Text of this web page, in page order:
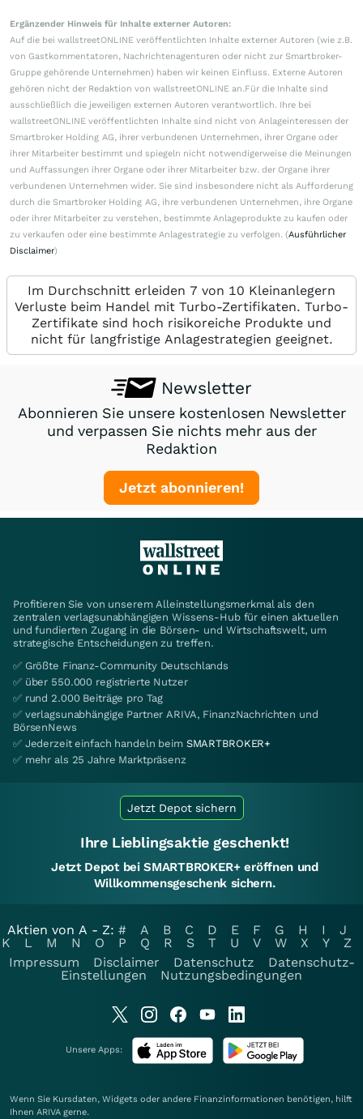
Ergänzender Hinweis für Inhalte externer Autoren:
Auf die bei wallstreetONLINE veröffentlichten Inhalte externer Autoren (wie z.B.
von Gastkommentatoren, Nachrichtenagenturen oder nicht zur Smartbroker-
Gruppe gehörende Unternehmen) haben wir keinen Einfluss. Externe Autoren
gehören nicht der Redaktion von wallstreetONLINE an.Für die Inhalte sind
ausschließlich die jeweiligen externen Autoren verantwortlich. Ihre bei
wallstreetONLINE veröffentlichten Inhalte sind nicht von Anlageinteressen der
Smartbroker Holding AG, ihrer verbundenen Unternehmen, ihrer Organe oder
ihrer Mitarbeiter bestimmt und spiegeln nicht notwendigerweise die Meinungen
und Auffassungen ihrer Organe oder ihrer Mitarbeiter bzw. der Organe ihrer
verbundenen Unternehmen wider. Sie sind insbesondere nicht als Aufforderung
durch die Smartbroker Holding AG, ihre verbundenen Unternehmen, ihre Organe
oder ihrer Mitarbeiter zu verstehen, bestimmte Anlageprodukte zu kaufen oder
zu verkaufen oder eine bestimmte Anlagestrategie zu verfolgen. (Ausführlicher
Disclaimer)
Im Durchschnitt erleiden 7 von 10 Kleinanlegern
Verluste beim Handel mit Turbo-Zertifikaten. Turbo-
Zertifikate sind hoch risikoreiche Produkte und
nicht für langfristige Anlagestrategien geeignet.
Newsletter
Abonnieren Sie unsere kostenlosen Newsletter
und verpassen Sie nichts mehr aus der
Redaktion
Jetzt abonnieren!
Profitieren Sie von unserem Alleinstellungsmerkmal als den
zentralen verlagsunabhängigen Wissens-Hub für einen aktuellen
und fundierten Zugang in die Börsen- und Wirtschaftswelt, um
strategische Entscheidungen zu treffen.
✅ Größte Finanz-Community Deutschlands
✅ über 550.000 registrierte Nutzer
✅ rund 2.000 Beiträge pro Tag
✅ verlagsunabhängige Partner ARIVA, FinanzNachrichten und
BörsenNews
✅ Jederzeit einfach handeln beim SMARTBROKER+
✅ mehr als 25 Jahre Marktpräsenz
Jetzt Depot sichern
Ihre Lieblingsaktie geschenkt!
Jetzt Depot bei SMARTBROKER+ eröffnen und
Willkommensgeschenk sichern.
Aktien von A - Z: # A B C D E F G H I
J
K
L M N O P Q R S T U V W X Y
Z
Impressum
Disclaimer Datenschutz
Datenschutz-
Einstellungen
Nutzungsbedingungen
Unsere Apps:
Wenn Sie Kursdaten, Widgets oder andere Finanzinformationen benötigen, hilft
Ihnen ARIVA gerne.